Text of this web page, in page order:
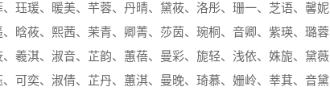
珏瑗、暖美、芊蓉、丹晴、黛莜、洛彤、珊一、芝语、馨
晗莜、熙茜、茉青、卿菁、莎茵、琬桐、音卿、紫瑛、璐
羲淇、淑音、芷韵、蕙蓓、曼彩、旎轻、浅依、姝旎、黛
可奕、淑倩、芷丹、蕙淇、曼晚、琦慕、姗岭、莘萁、音